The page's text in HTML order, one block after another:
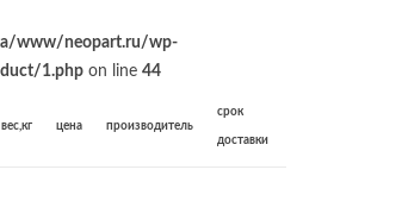
www/neopart.ru/wp-
1.php on line 44
вес,кг цена производитель
срок
доставки